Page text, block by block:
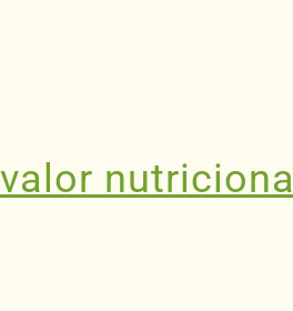
nutricional